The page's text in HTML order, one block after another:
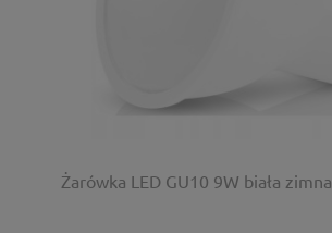
Żarówka LED GU10 9W biała zimna